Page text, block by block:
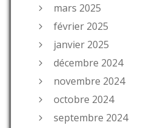
mars 2025
février 2025
janvier 2025
décembre 2024
novembre 2024
octobre 2024
septembre 2024